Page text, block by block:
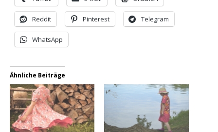
Reddit Pinterest Telegram
WhatsApp
Ähnliche Beiträge